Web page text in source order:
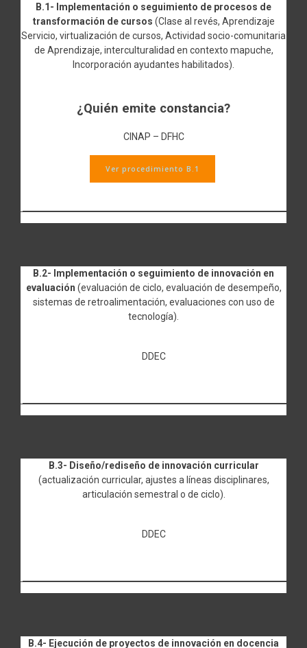
B.1- Implementación o seguimiento de procesos de
transformación de cursos (Clase al revés, Aprendizaje
Servicio, virtualización de cursos, Actividad socio-comunitaria
de Aprendizaje, interculturalidad en contexto mapuche,
Incorporación ayudantes habilitados).
¿Quién emite constancia?
CINAP – DFHC
Ver procedimiento B.1
B.2- Implementación o seguimiento de innovación en
evaluación (evaluación de ciclo, evaluación de desempeño,
sistemas de retroalimentación, evaluaciones con uso de
tecnología).
DDEC
B.3- Diseño/rediseño de innovación curricular
(actualización curricular, ajustes a líneas disciplinares,
articulación semestral o de ciclo).
DDEC
B.4- Ejecución de proyectos de innovación en docencia